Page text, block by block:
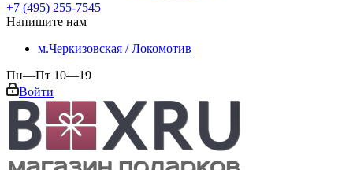
+7 (495) 255-7545
Напишите нам
м.Черкизовская / Локомотив
Пн—Пт 10—19
Войти